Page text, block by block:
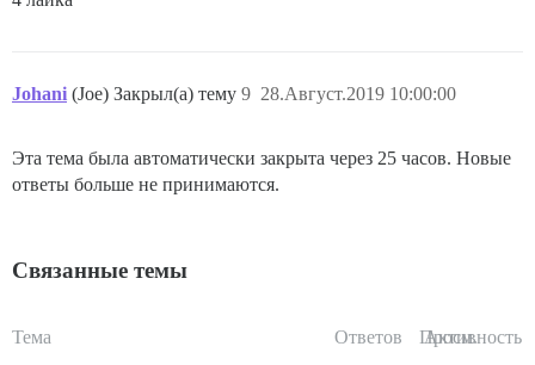
Johani (Joe) Закрыл(а) тему 28.Август.2019 10:00:00
9
Эта тема была автоматически закрыта через 25 часов. Новые
ответы больше не принимаются.
Связанные темы
Тема Ответов Просм.
Активность